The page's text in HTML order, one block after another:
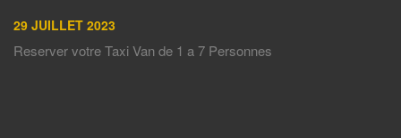
29 JUILLET 2023
Reserver votre Taxi Van de 1 a 7 Personnes